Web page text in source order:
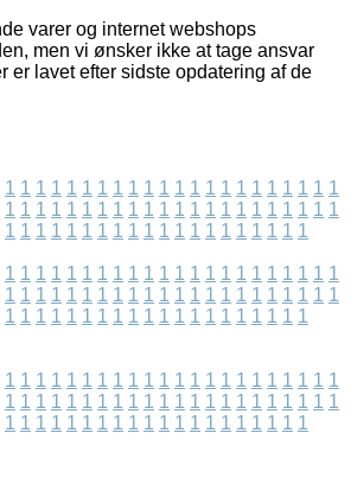
varer og internet webshops
men vi ønsker ikke at tage ansvar
er lavet efter sidste opdatering af de
1 1 1 1 1 1 1 1 1 1 1 1 1 1 1 1 1 1 1 1 1 1
1 1 1 1 1 1 1 1 1 1 1 1 1 1 1 1 1 1 1 1 1 1
1 1 1 1 1 1 1 1 1 1 1 1 1 1 1 1 1 1 1 1
1 1 1 1 1 1 1 1 1 1 1 1 1 1 1 1 1 1 1 1 1 1
1 1 1 1 1 1 1 1 1 1 1 1 1 1 1 1 1 1 1 1 1 1
1 1 1 1 1 1 1 1 1 1 1 1 1 1 1 1 1 1 1 1
1 1 1 1 1 1 1 1 1 1 1 1 1 1 1 1 1 1 1 1 1 1
1 1 1 1 1 1 1 1 1 1 1 1 1 1 1 1 1 1 1 1 1 1
1 1 1 1 1 1 1 1 1 1 1 1 1 1 1 1 1 1 1 1